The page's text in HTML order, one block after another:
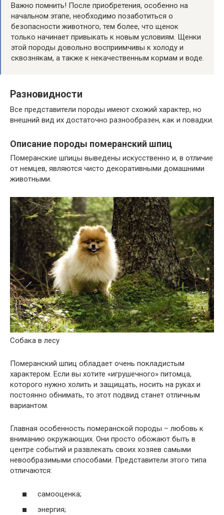
Важно помнить! После приобретения, особенно на
начальном этапе, необходимо позаботиться о
безопасности животного, тем более, что щенок
только начинает привыкать к новым условиям. Щенки
этой породы довольно восприимчивы к холоду и
сквознякам, а также к некачественным кормам и воде.
Разновидности
Все представители породы имеют схожий характер, но
внешний вид их достаточно разнообразен, как и повадки.
Описание породы померанский шпиц
Померанские шпицы выведены искусственно и, в отличие
от немцев, являются чисто декоративными домашними
животными.
Собака в лесу
Померанский шпиц обладает очень покладистым
характером. Если вы хотите «игрушечного» питомца,
которого нужно холить и защищать, носить на руках и
постоянно обнимать, то этот подвид станет отличным
вариантом.
Главная особенность померанской породы – любовь к
вниманию окружающих. Они просто обожают быть в
центре событий и развлекать своих хозяев самыми
невообразимыми способами. Представители этого типа
отличаются:
самооценка;
энергия;